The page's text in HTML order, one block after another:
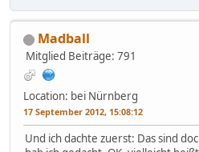
Madball
Mitglied Beiträge: 791
Location: bei Nürnberg
17 September 2012, 15:08:12
Und ich dachte zuerst: Das sind